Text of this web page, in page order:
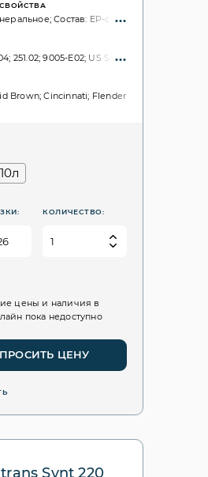
ISO 6743: CKD; ISO: 12925-1; ISO VG, 3448:
Состав: EP-свойства; без хлора;
251.02; 9005-E02; US Steel: 224; DIN 51517:
Brown; Cincinnati; Flender
10л
КОЛИЧЕСТВО:
цены и наличия в
пока недоступно
ЦЕНУ
Synt 220